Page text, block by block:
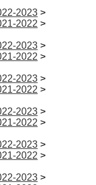
2023 >
2022 >
2023 >
2022 >
2023 >
2022 >
2023 >
2022 >
2023 >
2022 >
2023 >